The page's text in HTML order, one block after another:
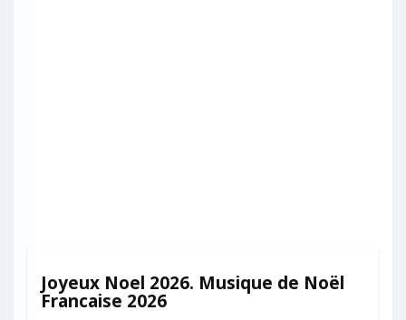
Joyeux Noel 2026. Musique de Noël
Francaise 2026